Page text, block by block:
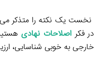
نخست یک نکته را متذکر
در فکراصلاحات نهادی
خارجی به خوبی شناسایی،